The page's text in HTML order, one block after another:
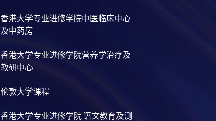
香港大学专业进修学院中医临床中心
及中药房
香港大学专业进修学院营养学治疗及
教研中心
伦敦大学课程
香港大学专业进修学院 语文教育及测